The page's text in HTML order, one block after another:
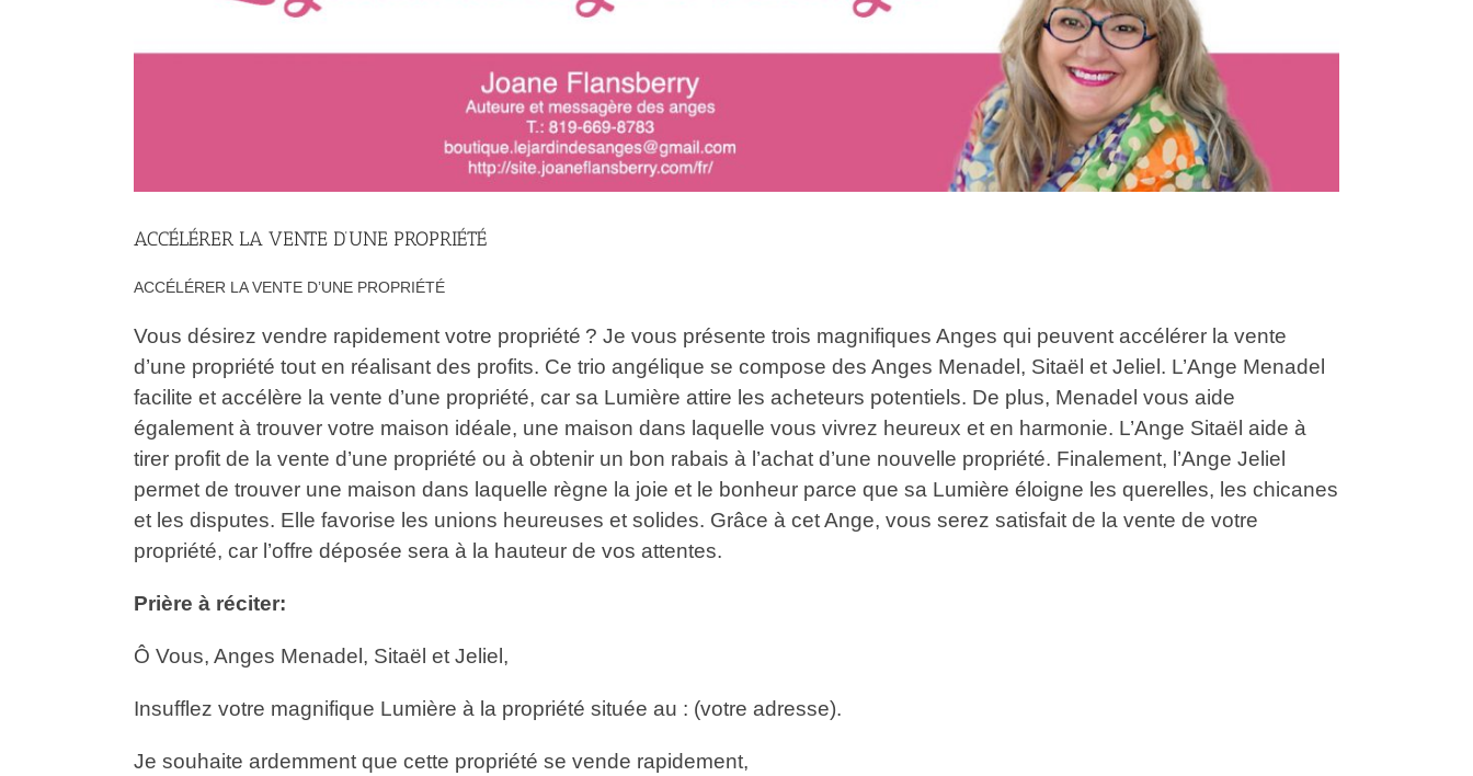
ACCÉLÉRER LA VENTE D’UNE PROPRIÉTÉ
ACCÉLÉRER LA VENTE D’UNE PROPRIÉTÉ
Vous désirez vendre rapidement votre propriété ? Je vous présente trois magnifiques Anges qui peuvent accélérer la vente
d’une propriété tout en réalisant des profits. Ce trio angélique se compose des Anges Menadel, Sitaël et Jeliel. L’Ange Menadel
facilite et accélère la vente d’une propriété, car sa Lumière attire les acheteurs potentiels. De plus, Menadel vous aide
également à trouver votre maison idéale, une maison dans laquelle vous vivrez heureux et en harmonie. L’Ange Sitaël aide à
tirer profit de la vente d’une propriété ou à obtenir un bon rabais à l’achat d’une nouvelle propriété. Finalement, l’Ange Jeliel
permet de trouver une maison dans laquelle règne la joie et le bonheur parce que sa Lumière éloigne les querelles, les chicanes
et les disputes. Elle favorise les unions heureuses et solides. Grâce à cet Ange, vous serez satisfait de la vente de votre
propriété, car l’offre déposée sera à la hauteur de vos attentes.
Prière à réciter:
Ô Vous, Anges Menadel, Sitaël et Jeliel,
Insufflez votre magnifique Lumière à la propriété située au : (votre adresse).
Je souhaite ardemment que cette propriété se vende rapidement,